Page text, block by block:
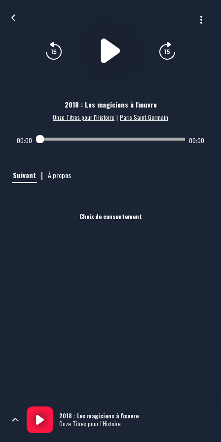
2018 : Les magiciens à l'œuvre
Onze Titres pour l'Histoire | Paris Saint-Germain
00:00 00:00
Suivant | À propos
Choix de consentement
2018 : Les magiciens à l'œuvre
Onze Titres pour l'Histoire